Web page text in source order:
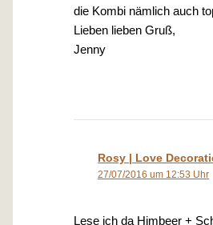
die Kombi nämlich auch
Lieben lieben Gruß,
Jenny
Rosy | Love
27/07/2016 um 12:53 Uhr
Lese ich da Himbeer +